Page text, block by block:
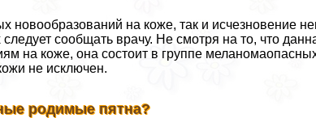
новообразований на коже, так и исчезновение
сообщать врачу. Не смотря на то, что
на коже, она состоит в группе
не исключен.
родимые пятна?